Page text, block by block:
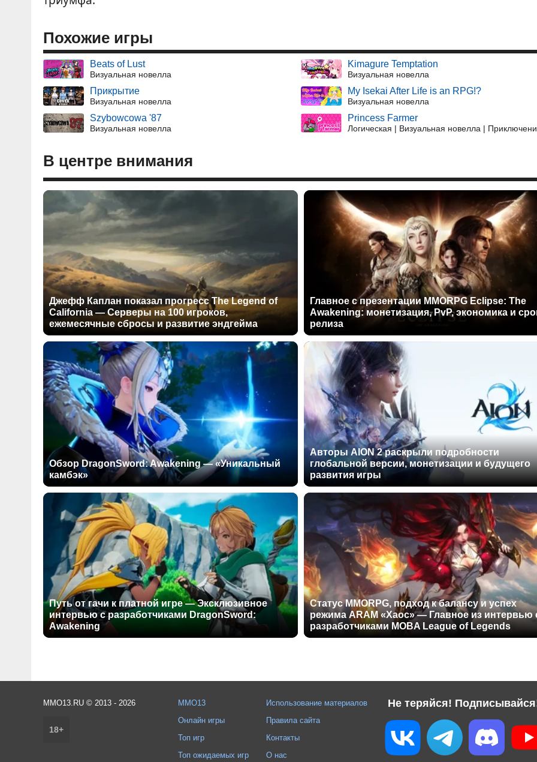
Похожие игры
Beats of Lust
Визуальная новелла
Прикрытие
Визуальная новелла
Szybowcowa '87
Визуальная новелла
Kimagure Temptation
Визуальная новелла
My Isekai After Life is an RPG!?
Визуальная новелла
Princess Farmer
Логическая | Визуальная новелла |
В центре внимания
Джефф Каплан показал прогресс The Legend of
California — Серверы на 100 игроков,
ежемесячные сбросы и развитие эндгейма
Главное с презентации MMORPG Eclipse: The
Awakening: монетизация, PvP, экономика и
релиза
Обзор DragonSword: Awakening — «Уникальный
камбэк»
Авторы AION 2 раскрыли подробности
глобальной версии, монетизации и будущего
развития игры
Путь от гачи к платной игре — Эксклюзивное
интервью с разработчиками DragonSword:
Awakening
Статус MMORPG, подход к балансу и успех
режима ARAM «Хаос» — Главное из интервью
разработчиками MOBA League of Legends
Не теряйся!
MMO13.RU © 2013 - 2026
18+
MMO13
Онлайн игры
Топ игр
Топ ожидаемых игр
Использование материалов
Правила сайта
Контакты
О нас